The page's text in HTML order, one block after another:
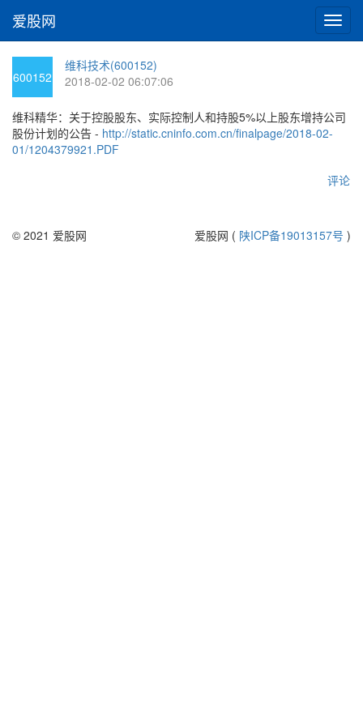
切
换
爱股网
600152
维科技术(600152)
2018-02-02 06:07:06
维科精华：关于控股股东、实际控制人和持股5%以上股东增持公司
股份计划的公告 - http://static.cninfo.com.cn/finalpage/2018-02-
01/1204379921.PDF
评论
© 2021 爱股网 爱股网 ( 陕ICP备19013157号 )